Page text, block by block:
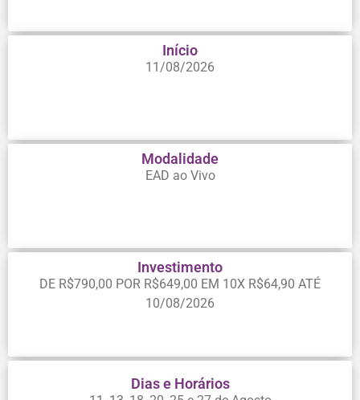
Início
11/08/2026
Modalidade
EAD ao Vivo
Investimento
DE R$790,00 POR R$649,00 EM 10X R$64,90 ATÉ
10/08/2026
Dias e Horários